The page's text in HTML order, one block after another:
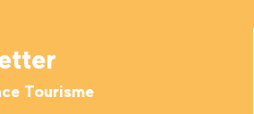
le-Marais
Tourisme